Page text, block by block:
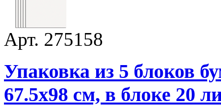
Арт. 275158
Упаковка из 5 блоков
67.5х98 см, в блоке 20